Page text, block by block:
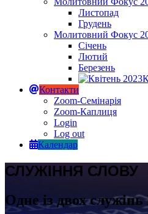
Листопад
Грудень
Молитовний Фокус
Січень
Лютий
Березень
Контакти
Zoom-Семінарія
Zoom-Каплиця
Login
Log out
Календар
СЛУЖІННЯ СЛОВУ
Одне із двох